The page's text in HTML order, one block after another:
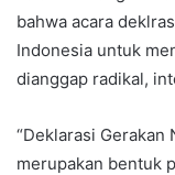
bahwa acara
Indonesia untuk
dianggap radikal,
“Deklarasi
merupakan bentuk